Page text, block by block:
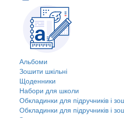
Альбоми
Зошити шкільні
Щоденники
Набори для школи
Обкладинки для підручників і
Обкладинки для підручників і